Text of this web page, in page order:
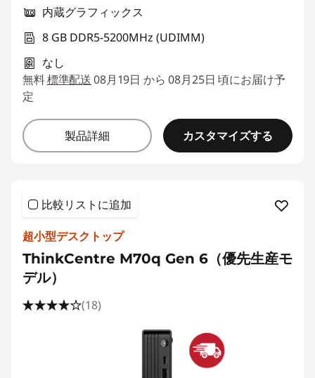
内蔵グラフィックス
8 GB DDR5-5200MHz (UDIMM)
なし
無料標準配送08月19日 から 08月25日 頃にお届け予
定
製品詳細 カスタマイズする
比較リストに追加
超小型デスクトップ
ThinkCentre M70q Gen 6（優先生産モ
デル）
(18)